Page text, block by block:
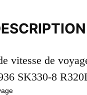
vitesse de
SK330-8